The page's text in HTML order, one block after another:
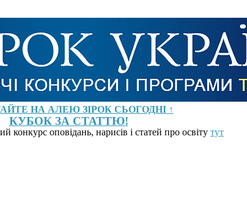
НА АЛЕЮ ЗІРОК СЬОГОДНІ ↑
КУБОК ЗА СТАТТЮ!
конкурс оповідань, нарисів і статей про освіту тут